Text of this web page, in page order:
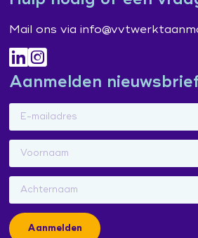
Mail ons via
Aanmelden
Aanmelden